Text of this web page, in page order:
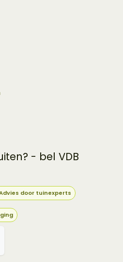
- bel VDB
door tuinexperts